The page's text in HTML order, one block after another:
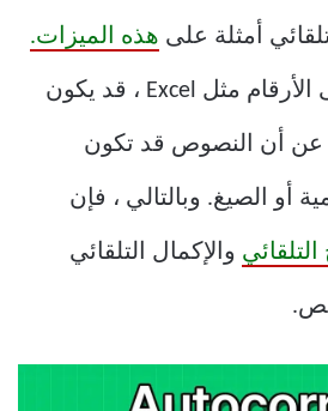
أمثلة على هذه الميزات.
في تطبيق يركز على الأرقام مثل Excel ، قد يكون
عن أن النصوص قد تكون
أو الصيغ. وبالتالي ، فإن
والإكمال التلقائي